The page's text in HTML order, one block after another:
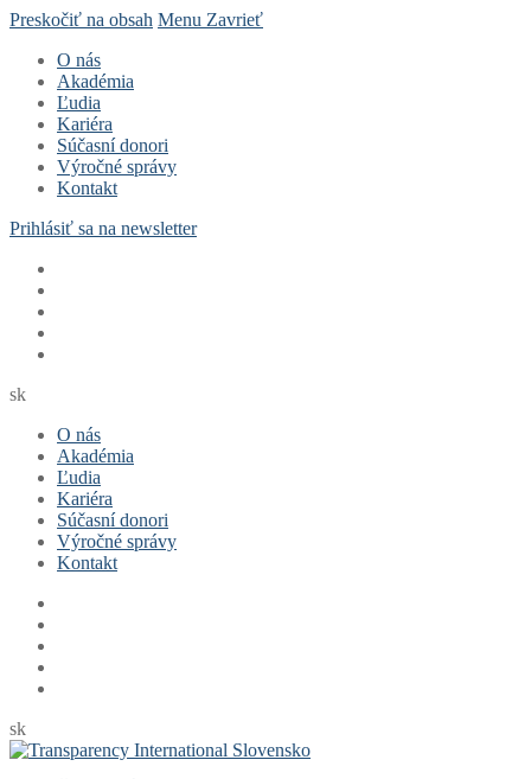
Preskočiť na obsah Menu Zavrieť
O nás
Akadémia
Ľudia
Kariéra
Súčasní donori
Výročné správy
Kontakt
Prihlásiť sa na newsletter
sk
O nás
Akadémia
Ľudia
Kariéra
Súčasní donori
Výročné správy
Kontakt
sk